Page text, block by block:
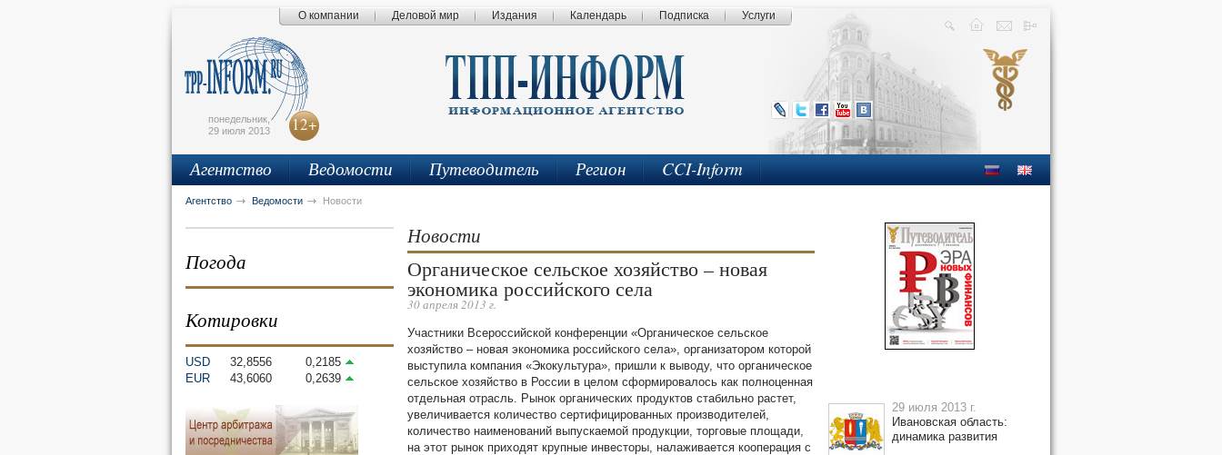
О компании Деловой мир Издания Календарь Подписка Услуги
понедельник,
29 июля 2013
12+
Агентство Ведомости Путеводитель Регион CCI-Inform
Агентство Ведомости Новости
Погода
Котировки
USD 32,8556
0,2185
EUR
43,6060 0,2639
Новости
Органическое сельское хозяйство – новая
экономика российского села
30 апреля 2013 г.
Участники Всероссийской конференции «Органическое сельское
хозяйство – новая экономика российского села», организатором которой
выступила компания «Экокультура», пришли к выводу, что органическое
сельское хозяйство в России в целом сформировалось как полноценная
отдельная отрасль. Рынок органических продуктов стабильно растет,
увеличивается количество сертифицированных производителей,
количество наименований выпускаемой продукции, торговые площади,
на этот рынок приходят крупные инвесторы, налаживается кооперация с
29 июля 2013 г.
Ивановская область:
динамика развития